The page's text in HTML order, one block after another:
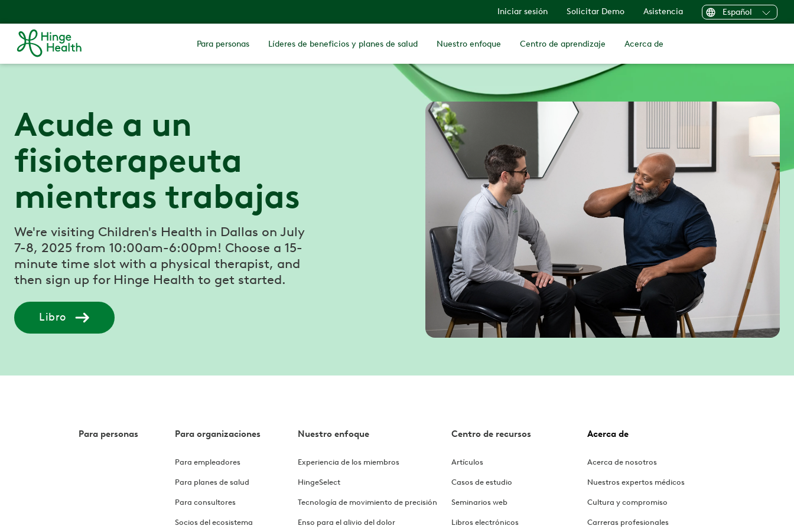
Iniciar sesión Solicitar Demo Asistencia Español
Para personas Líderes de beneficios y planes de salud Nuestro enfoque Centro de aprendizaje Acerca de
Acude a un
fisioterapeuta
mientras trabajas
We're visiting Children's Health in Dallas on July
7-8, 2025 from 10:00am-6:00pm! Choose a 15-
minute time slot with a physical therapist, and
then sign up for Hinge Health to get started.
Libro
Para personas Para organizaciones
Para empleadores
Para planes de salud
Para consultores
Socios del ecosistema
Nuestro enfoque
Experiencia de los miembros
HingeSelect
Tecnología de movimiento de precisión
Enso para el alivio del dolor
Centro de recursos
Artículos
Casos de estudio
Seminarios web
Libros electrónicos
Acerca de
Acerca de nosotros
Nuestros expertos médicos
Cultura y compromiso
Carreras profesionales